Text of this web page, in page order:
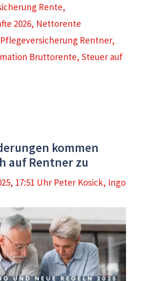
Rente,
2026, Nettorente
Pflegeversicherung Rentner,
Bruttorente, Steuer auf
kommen
auf Rentner zu
17:51 Uhr Peter Kosick, Ingo